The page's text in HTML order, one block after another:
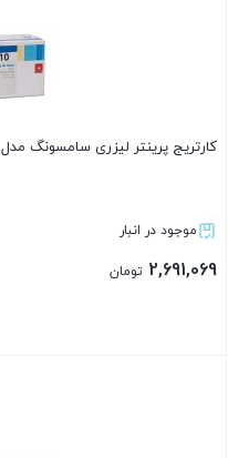
کارتریج پرینتر لیزری سامسونگ مدل 2010
موجود در انبار
2,691,069 تومان